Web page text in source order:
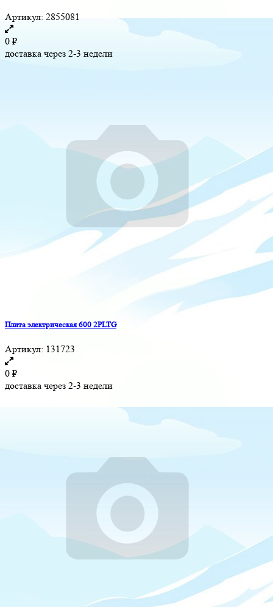
Артикул: 2855081
0 ₽
доставка через 2-3 недели
Плита электрическая 600 2PLTG
Артикул: 131723
0 ₽
доставка через 2-3 недели